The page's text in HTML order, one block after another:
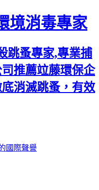
境消毒專家
跳蚤專家,專業捕
推薦竝藤環保企
消滅跳蚤，有效
國際聲譽